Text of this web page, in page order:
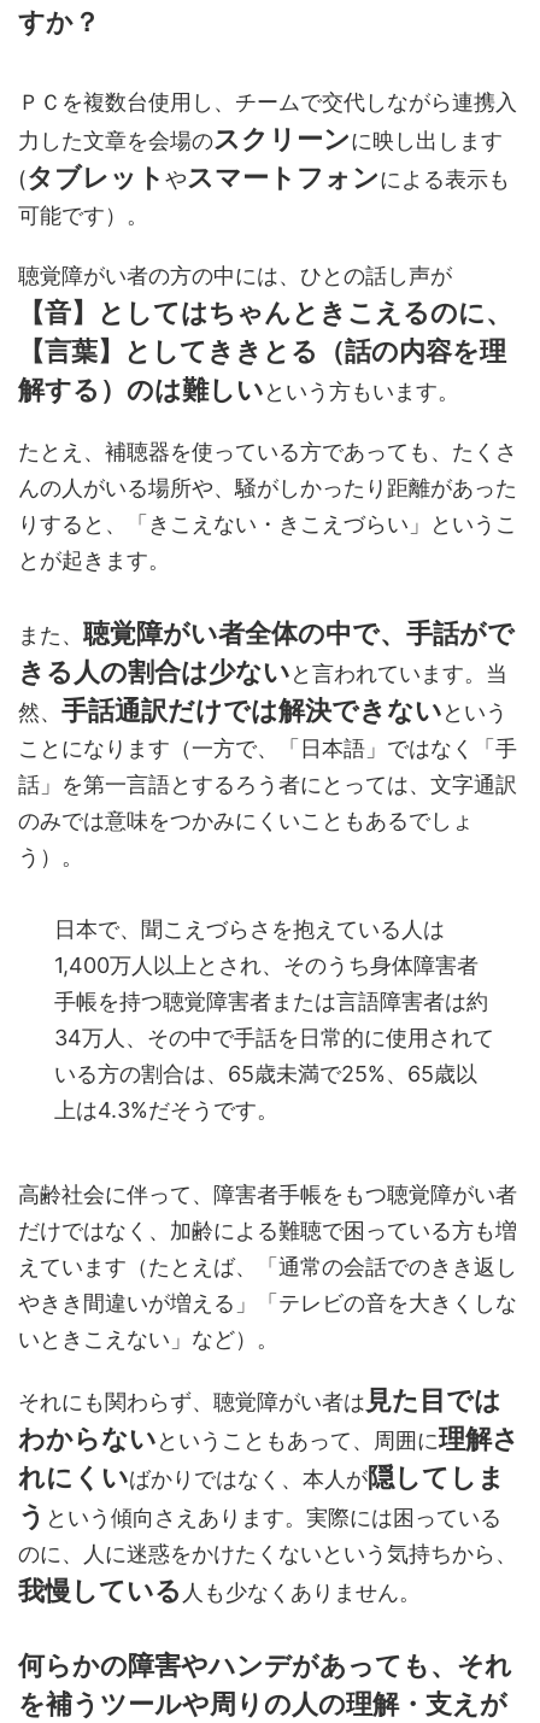
すか？
ＰＣを複数台使用し、チームで交代しながら連携入
力した文章を会場のスクリーンに映し出します
(タブレット やスマートフォンによる表示も
可能です）。
聴覚障がい者の方の中には、ひとの話し声が
【音】としてはちゃんときこえるのに、
【言葉】としてききとる（話の内容を理
解する）のは難しいという方もいます。
たとえ、補聴器を使っている方であっても、たくさ
んの人がいる場所や、騒がしかったり距離があった
りすると、「きこえない・きこえづらい」というこ
とが起きます。
また、 聴覚障がい者全体の中で、手話がで
きる人の割合は少ないと言われています。当
然、 手話通訳だけでは解決できないという
ことになります（一方で、「日本語」ではなく「手
話」を第一言語とするろう者にとっては、文字通訳
のみでは意味をつかみにくいこともあるでしょ
う）。
日本で、聞こえづらさを抱えている人は
1,400万人以上とされ、そのうち身体障害者
手帳を持つ聴覚障害者または言語障害者は約
34万人、その中で手話を日常的に使用されて
いる方の割合は、65歳未満で25%、65歳以
上は4.3%だそうです。
高齢社会に伴って、障害者手帳をもつ聴覚障がい者
だけではなく、加齢による難聴で困っている方も増
えています（たとえば、「通常の会話でのきき返し
やきき間違いが増える」「テレビの音を大きくしな
いときこえない」など）。
それにも関わらず、聴覚障がい者は 見た目では
わからないということもあって、周囲に理解さ
れにくいばかりではなく、本人が隠してしま
う という傾向さえあります。実際には困っている
のに、人に迷惑をかけたくないという気持ちから、
我慢している 人も少なくありません。
何らかの障害やハンデがあっても、それ
を補うツールや周りの人の理解・支えが